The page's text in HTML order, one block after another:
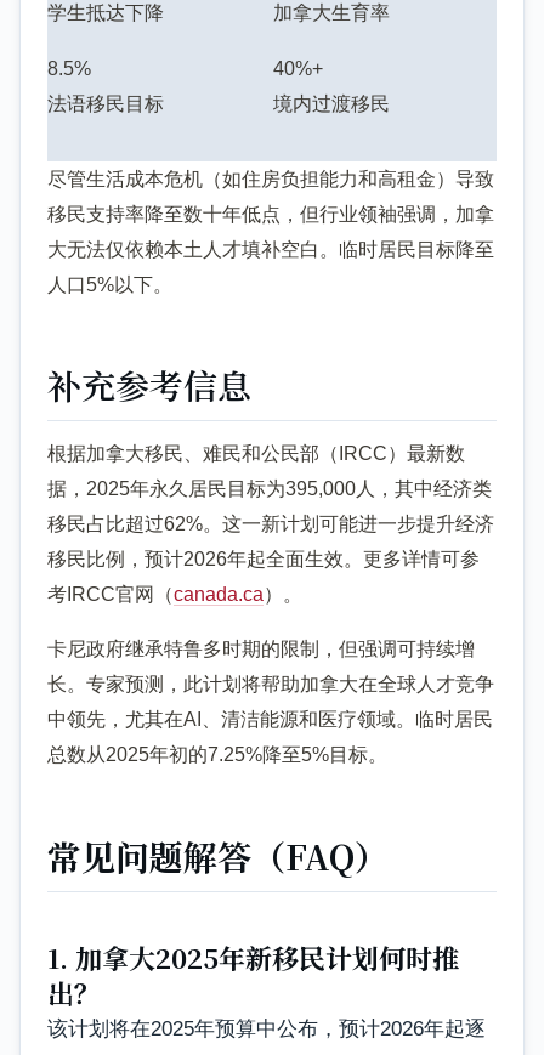
学生抵达下降
加拿大生育率
8.5%
法语移民目标
40%+
境内过渡移民
尽管生活成本危机（如住房负担能力和高租金）导致
移民支持率降至数十年低点，但行业领袖强调，加拿
大无法仅依赖本土人才填补空白。临时居民目标降至
人口5%以下。
补充参考信息
根据加拿大移民、难民和公民部（IRCC）最新数
据，2025年永久居民目标为395,000人，其中经济类
移民占比超过62%。这一新计划可能进一步提升经济
移民比例，预计2026年起全面生效。更多详情可参
考IRCC官网（canada.ca）。
卡尼政府继承特鲁多时期的限制，但强调可持续增
长。专家预测，此计划将帮助加拿大在全球人才竞争
中领先，尤其在AI、清洁能源和医疗领域。临时居民
总数从2025年初的7.25%降至5%目标。
常见问题解答（FAQ）
1. 加拿大2025年新移民计划何时推
出？
该计划将在2025年预算中公布，预计2026年起逐